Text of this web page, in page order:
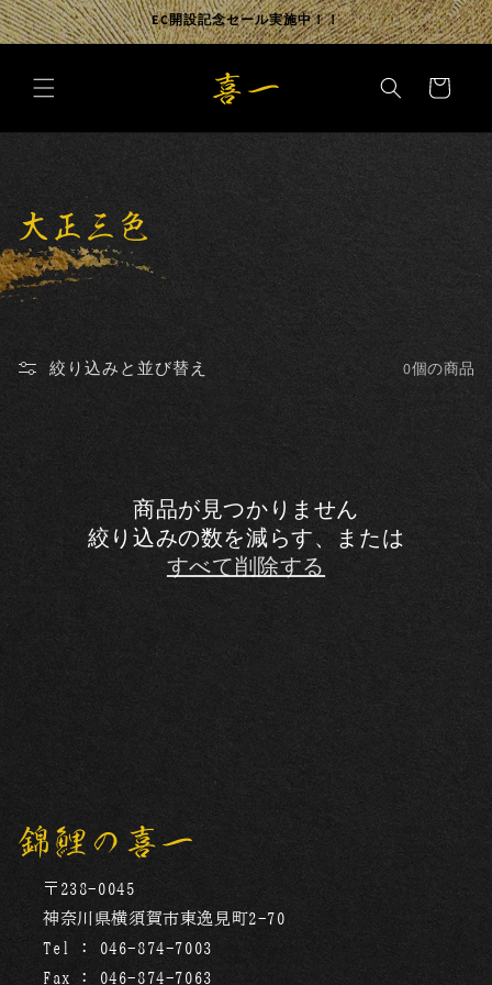
コンテ
ンツに
進む
EC開設記念セール実施中！！
ー
コ
レ
ク
シ
:
大正三色
絞り込みと並び替え 0個の商品
商品が見つかりません
絞り込みの数を減らす、または
すべて削除する
錦鯉の喜一
〒238-0045
神奈川県横須賀市東逸見町2-70
Tel : 046-874-7003
Fax : 046-874-7063